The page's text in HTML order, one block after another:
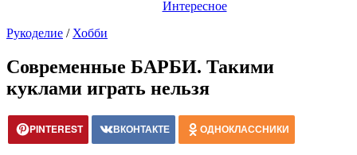
Интересное
Рукоделие / Хобби
Современные БАРБИ. Такими
куклами играть нельзя
PINTEREST ВКОНТАКТЕ ОДНОКЛАССНИКИ